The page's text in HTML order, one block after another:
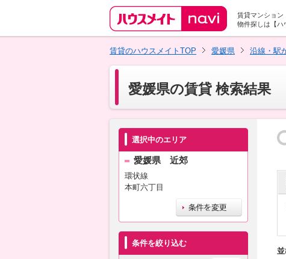
賃貸マンション
物件探しは【ハ
賃貸のハウスメイトTOP
愛媛県 沿線・駅
愛媛県の賃貸 検索結果
選択中のエリア
愛媛県 近郊
環状線
本町六丁目
条件を絞り込む
並